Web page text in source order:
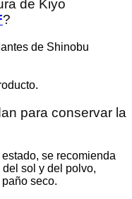
de Kiyo
?
de Shinobu
para conservar la
se recomienda
sol y del polvo,
seco.